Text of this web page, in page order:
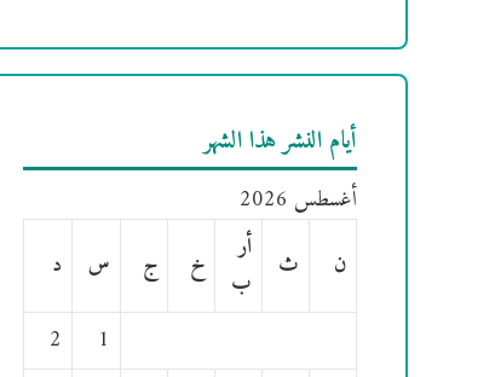
أيام النشر هذا الشهر
أغسطس 2026
ن
ث
أر
ب
خ ج س
د
1
2